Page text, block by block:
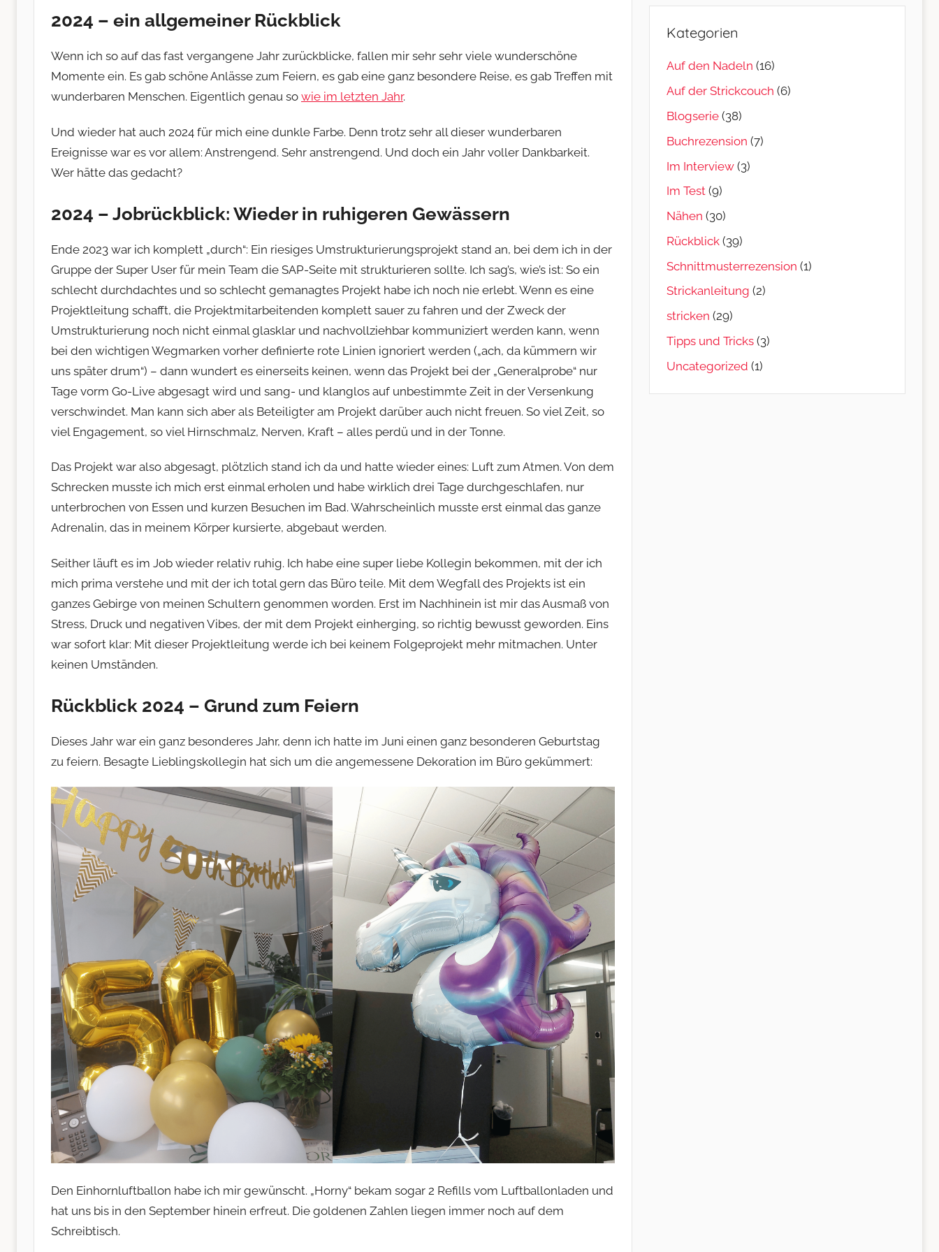
2024 – ein allgemeiner Rückblick
Wenn ich so auf das fast vergangene Jahr zurückblicke, fallen mir sehr sehr viele wunderschöne
Momente ein. Es gab schöne Anlässe zum Feiern, es gab eine ganz besondere Reise, es gab Treffen mit
wunderbaren Menschen. Eigentlich genau so wie im letzten Jahr.
Und wieder hat auch 2024 für mich eine dunkle Farbe. Denn trotz sehr all dieser wunderbaren
Ereignisse war es vor allem: Anstrengend. Sehr anstrengend. Und doch ein Jahr voller Dankbarkeit.
Wer hätte das gedacht?
2024 – Jobrückblick: Wieder in ruhigeren Gewässern
Ende 2023 war ich komplett „durch“: Ein riesiges Umstrukturierungsprojekt stand an, bei dem ich in der
Gruppe der Super User für mein Team die SAP-Seite mit strukturieren sollte. Ich sag’s, wie’s ist: So ein
schlecht durchdachtes und so schlecht gemanagtes Projekt habe ich noch nie erlebt. Wenn es eine
Projektleitung schafft, die Projektmitarbeitenden komplett sauer zu fahren und der Zweck der
Umstrukturierung noch nicht einmal glasklar und nachvollziehbar kommuniziert werden kann, wenn
bei den wichtigen Wegmarken vorher definierte rote Linien ignoriert werden („ach, da kümmern wir
uns später drum“) – dann wundert es einerseits keinen, wenn das Projekt bei der „Generalprobe“ nur
Tage vorm Go-Live abgesagt wird und sang- und klanglos auf unbestimmte Zeit in der Versenkung
verschwindet. Man kann sich aber als Beteiligter am Projekt darüber auch nicht freuen. So viel Zeit, so
viel Engagement, so viel Hirnschmalz, Nerven, Kraft – alles perdü und in der Tonne.
Das Projekt war also abgesagt, plötzlich stand ich da und hatte wieder eines: Luft zum Atmen. Von dem
Schrecken musste ich mich erst einmal erholen und habe wirklich drei Tage durchgeschlafen, nur
unterbrochen von Essen und kurzen Besuchen im Bad. Wahrscheinlich musste erst einmal das ganze
Adrenalin, das in meinem Körper kursierte, abgebaut werden.
Seither läuft es im Job wieder relativ ruhig. Ich habe eine super liebe Kollegin bekommen, mit der ich
mich prima verstehe und mit der ich total gern das Büro teile. Mit dem Wegfall des Projekts ist ein
ganzes Gebirge von meinen Schultern genommen worden. Erst im Nachhinein ist mir das Ausmaß von
Stress, Druck und negativen Vibes, der mit dem Projekt einherging, so richtig bewusst geworden. Eins
war sofort klar: Mit dieser Projektleitung werde ich bei keinem Folgeprojekt mehr mitmachen. Unter
keinen Umständen.
Rückblick 2024 – Grund zum Feiern
Dieses Jahr war ein ganz besonderes Jahr, denn ich hatte im Juni einen ganz besonderen Geburtstag
zu feiern. Besagte Lieblingskollegin hat sich um die angemessene Dekoration im Büro gekümmert:
Den Einhornluftballon habe ich mir gewünscht. „Horny“ bekam sogar 2 Refills vom Luftballonladen und
hat uns bis in den September hinein erfreut. Die goldenen Zahlen liegen immer noch auf dem
Schreibtisch.
Kategorien
Auf den Nadeln (16)
Auf der Strickcouch (6)
Blogserie(38)
Buchrezension (7)
Im Interview(3)
Im Test(9)
Nähen (30)
Rückblick(39)
Schnittmusterrezension (1)
Strickanleitung (2)
stricken (29)
Tipps und Tricks(3)
Uncategorized (1)